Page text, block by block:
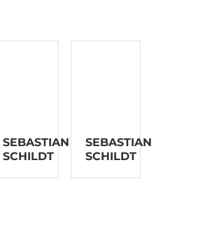
SEBASTIAN
SCHILDT
SEBASTIAN
SCHILDT